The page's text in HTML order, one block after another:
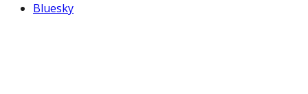
Bluesky